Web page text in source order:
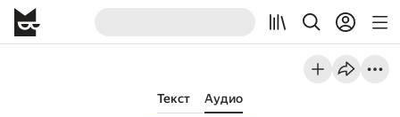
Текст Аудио